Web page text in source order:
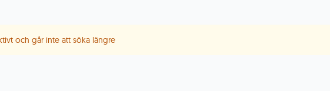
och går inte att söka längre